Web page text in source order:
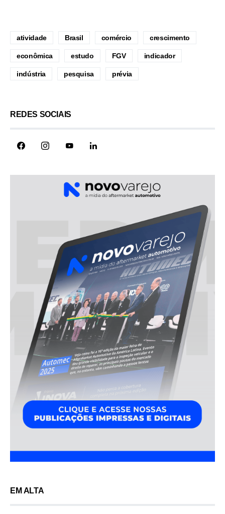
atividade Brasil comércio crescimento
econômica estudo FGV indicador
indústria pesquisa prévia
REDES SOCIAIS
EM ALTA